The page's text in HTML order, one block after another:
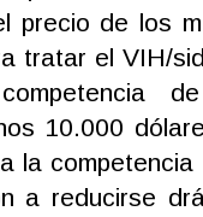
precio de los
tratar el VIH/
10.000
la
a reducirse